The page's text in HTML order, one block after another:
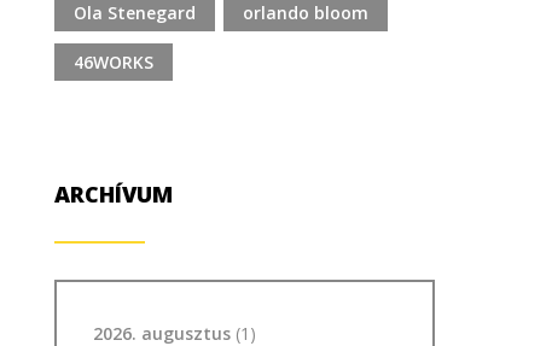
Ola Stenegard orlando bloom
46WORKS
ARCHÍVUM
2026. augusztus (1)